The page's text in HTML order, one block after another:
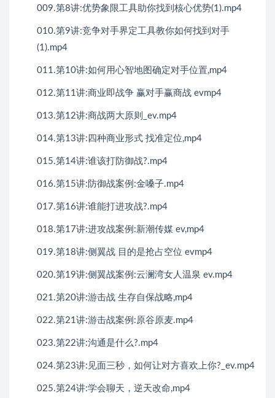
009.第8讲:优势象限工具助你找到核心优势(1).mp4
010.第9讲:竞争对手界定工具教你如何找到对手
(1).mp4
011.第10讲:如何用心智地图确定对手位置,mp4
012.第11讲:商业即战争 赢对手赢商战 evmp4
013.第12讲:商战两大原则_ev.mp4
014.第13讲:四种商业形式 找准定位,mp4
015.第14讲:谁该打防御战?.mp4
016.第15讲:防御战案例:金嗓子.mp4
017.第16讲:谁能打进攻战?.mp4
018.第17讲:进攻战案例:新潮传媒 ev,mp4
019.第18讲:侧翼战 目的是抢占空位 evmp4
020.第19讲:侧翼战案例:云澜湾女人温泉 ev.mp4
021.第20讲:游击战 生存自保战略,mp4
022.第21讲:游击战案例:原谷原麦.mp4
023.第22讲:沟通是什么?.mp4
024.第23讲:见面三秒，如何让对方喜欢上你?_ev.mp4
025.第24讲:学会聊天，逆天改命,mp4